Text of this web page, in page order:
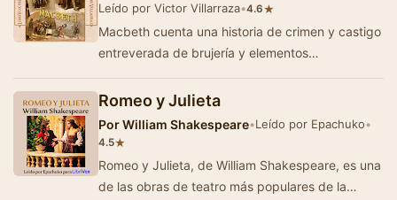
Leído por Victor Villarraza•4.6★
Macbeth cuenta una historia de crimen y castigo
entreverada de brujería y elementos
Romeo y Julieta
PorWilliam Shakespeare•Leído por Epachuko•
4.5★
Romeo y Julieta, de William Shakespeare, es una
de las obras de teatro más populares de la